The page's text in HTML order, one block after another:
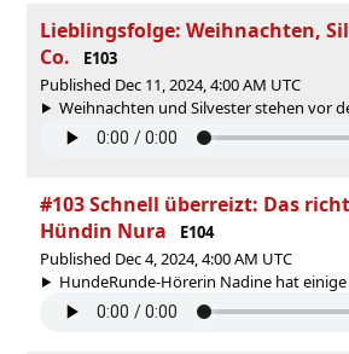
Lieblingsfolge: Weihnachten,
Co.
E103
Published Dec 11, 2024, 4:00 AM UTC
Weihnachten und Silvester stehen vor
#103 Schnell überreizt: Das
Hündin Nura
E104
Published Dec 4, 2024, 4:00 AM UTC
HundeRunde-Hörerin Nadine hat